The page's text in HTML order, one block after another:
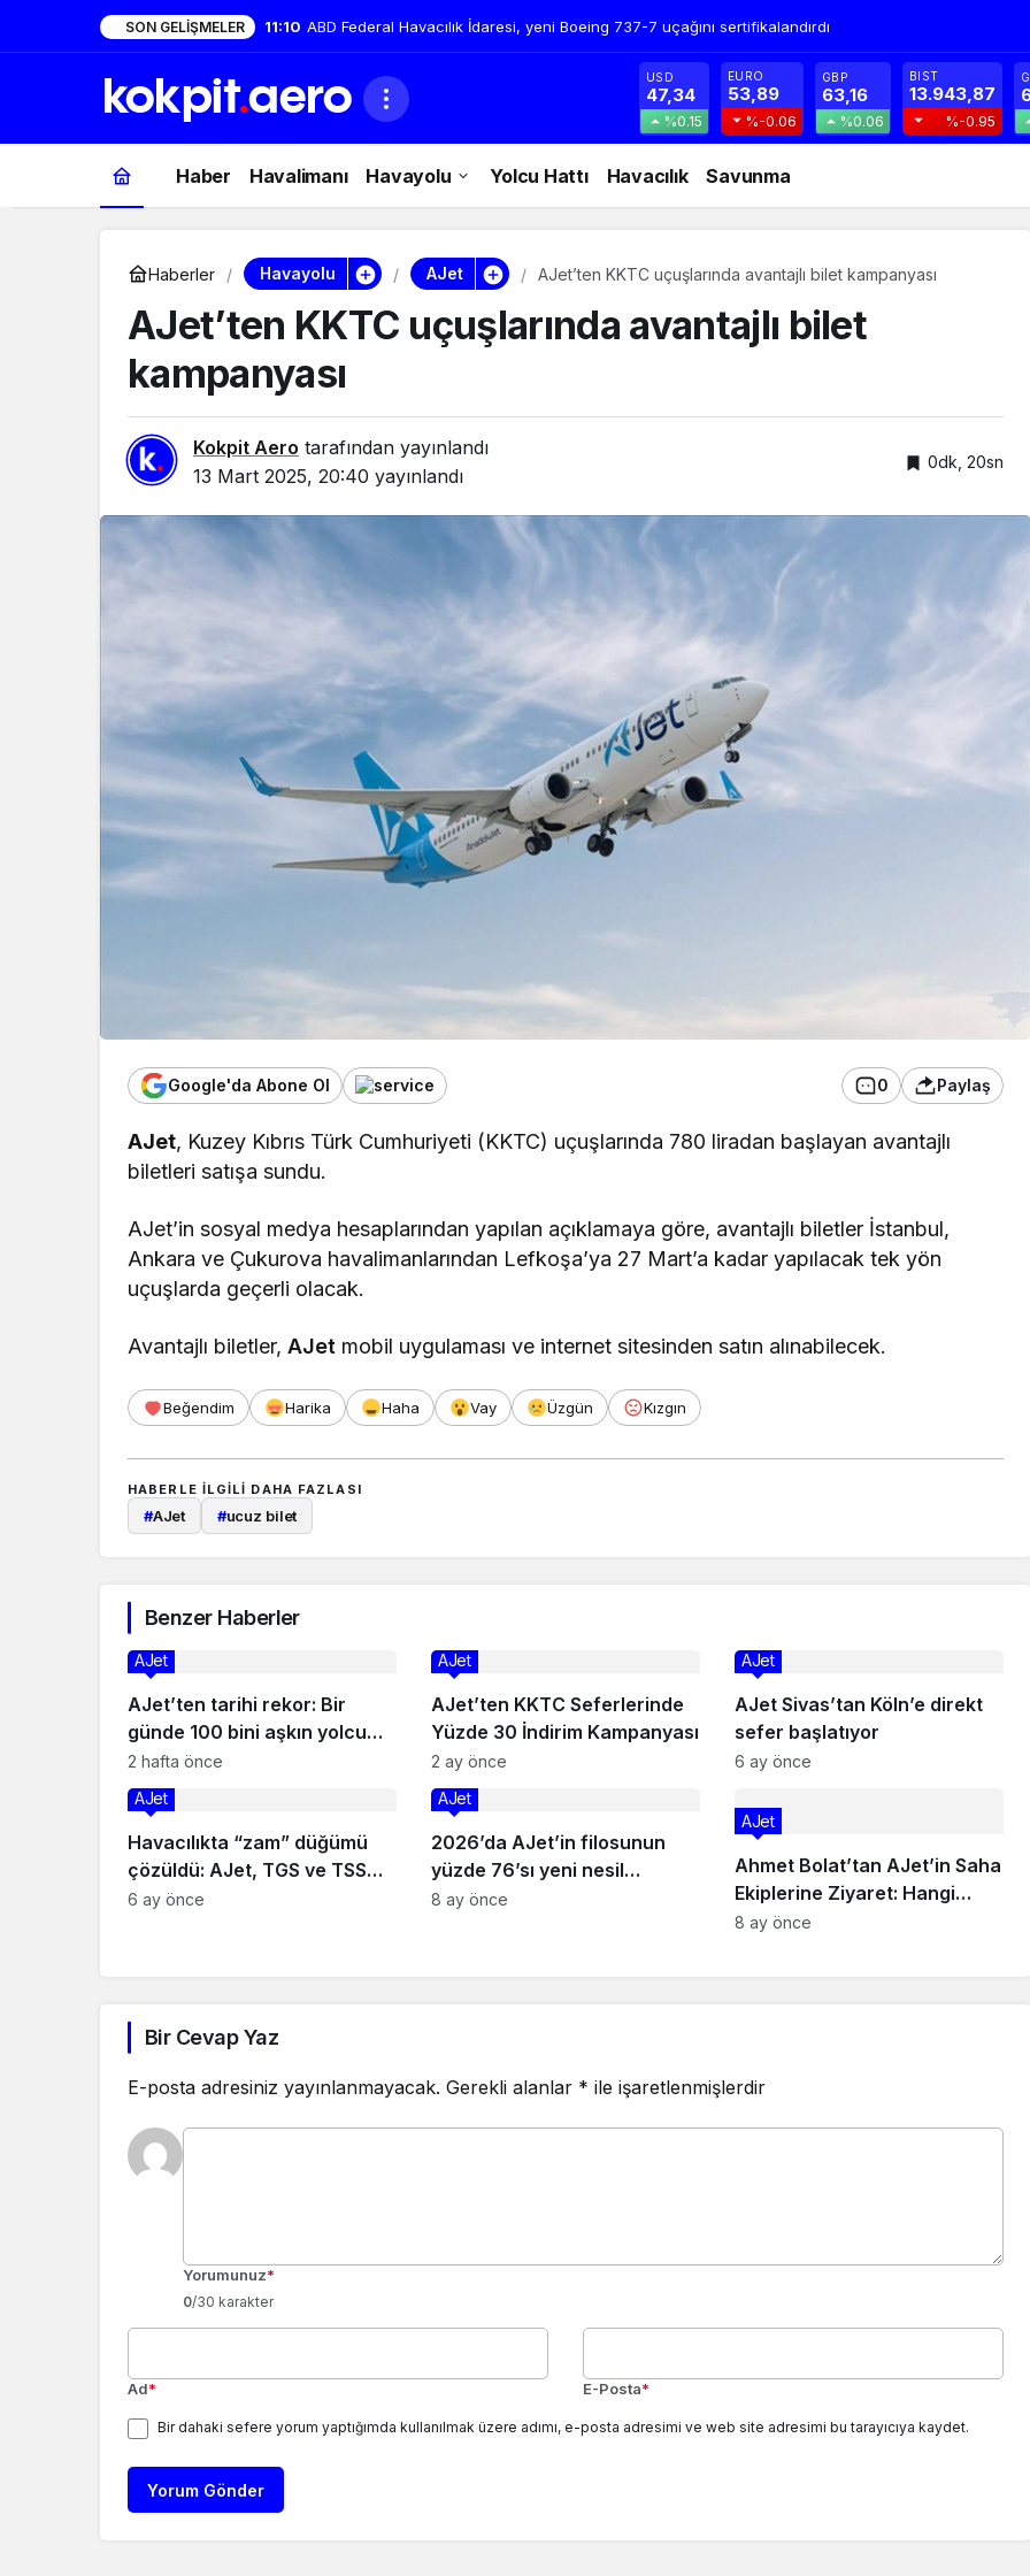
SON GELIŞMELER 11:10 ABD Federal Havacılık İdaresi, yeni Boeing 737-7 uçağını sertifikalandırdı
USD
47,34
%0.15
EURO
53,89
%-0.06
GBP
63,16
%0.06
BIST
13.943,87
%-0.95
Haber Havalimanı Havayolu Yolcu Hattı Havacılık Savunma
Haberler Havayolu AJet AJet’ten KKTC uçuşlarında avantajlı bilet kampanyası
AJet’ten KKTC uçuşlarında avantajlı bilet
kampanyası
Kokpit Aero tarafından yayınlandı
13 Mart 2025, 20:40 yayınlandı
0dk, 20sn
Google'da Abone Ol 0 Paylaş
AJet, Kuzey Kıbrıs Türk Cumhuriyeti (KKTC) uçuşlarında 780 liradan başlayan avantajlı
biletleri satışa sundu.
AJet’in sosyal medya hesaplarından yapılan açıklamaya göre, avantajlı biletler İstanbul,
Ankara ve Çukurova havalimanlarından Lefkoşa’ya 27 Mart’a kadar yapılacak tek yön
uçuşlarda geçerli olacak.
Avantajlı biletler,AJet mobil uygulaması ve internet sitesinden satın alınabilecek.
Beğendim Harika Haha Vay Üzgün Kızgın
HABERLE ILGILI DAHA FAZLASI
#AJet #ucuz bilet
Benzer Haberler
AJet’ten tarihi rekor: Bir
günde 100 bini aşkın yolcu
taşıdı
AJet
2 hafta önce
AJet’ten KKTC Seferlerinde
Yüzde 30 İndirim Kampanyası
AJet
2 ay önce
AJet Sivas’tan Köln’e direkt
sefer başlatıyor
AJet
6 ay önce
Havacılıkta “zam” düğümü
çözüldü: AJet, TGS ve TSS
çalışanlarının maaşlarına
AJet
6 ay önce
2026’da AJet’in filosunun
yüzde 76’sı yeni nesil
uçaklardan oluşacak
AJet
8 ay önce
Ahmet Bolat’tan AJet’in Saha
Ekiplerine Ziyaret: Hangi
mesajları verdi?
AJet
8 ay önce
Bir Cevap Yaz
E-posta adresiniz yayınlanmayacak. Gerekli alanlar * ile işaretlenmişlerdir
Yorumunuz*
0/30 karakter
Ad* E-Posta*
Bir dahaki sefere yorum yaptığımda kullanılmak üzere adımı, e-posta adresimi ve web site adresimi bu tarayıcıya kaydet.
Yorum Gönder